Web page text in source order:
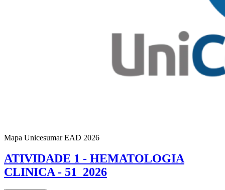
Mapa Unicesumar EAD 2026
ATIVIDADE 1 - HEMATOLOGIA
CLINICA - 51_2026